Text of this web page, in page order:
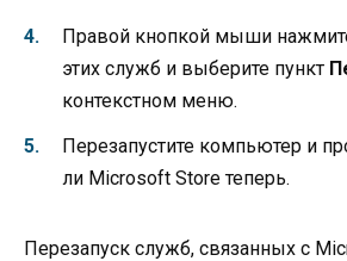
Правой кнопкой мыши
этих служб и выберите пункт
контекстном меню.
Перезапустите компьютер и
ли Microsoft Store теперь.
Перезапуск служб, связанных с